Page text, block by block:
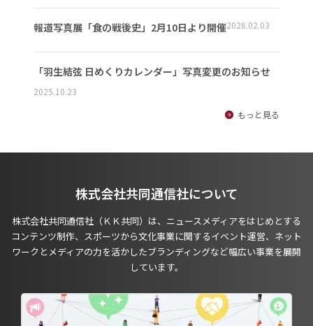
報道写真展「食の戦後史」2月10日より開催2026.02.03
「羽生結弦 日めくりカレンダー」写真変更のお知らせ
2025.10.23
もっと見る
株式会社共同通信社について
株式会社共同通信社（ＫＫ共同）は、ニュースメディアをはじめとする
コンテンツ制作、スポーツから文化事業に関するイベント運営、ネット
ワークとメディアの力を活かしたブランディングなど幅広い事業を展開
しています。